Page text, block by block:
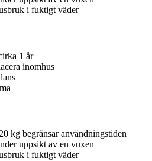
i fuktigt väder
1 år
inomhus
kg begränsar användningstiden
uppsikt av en vuxen
i fuktigt väder